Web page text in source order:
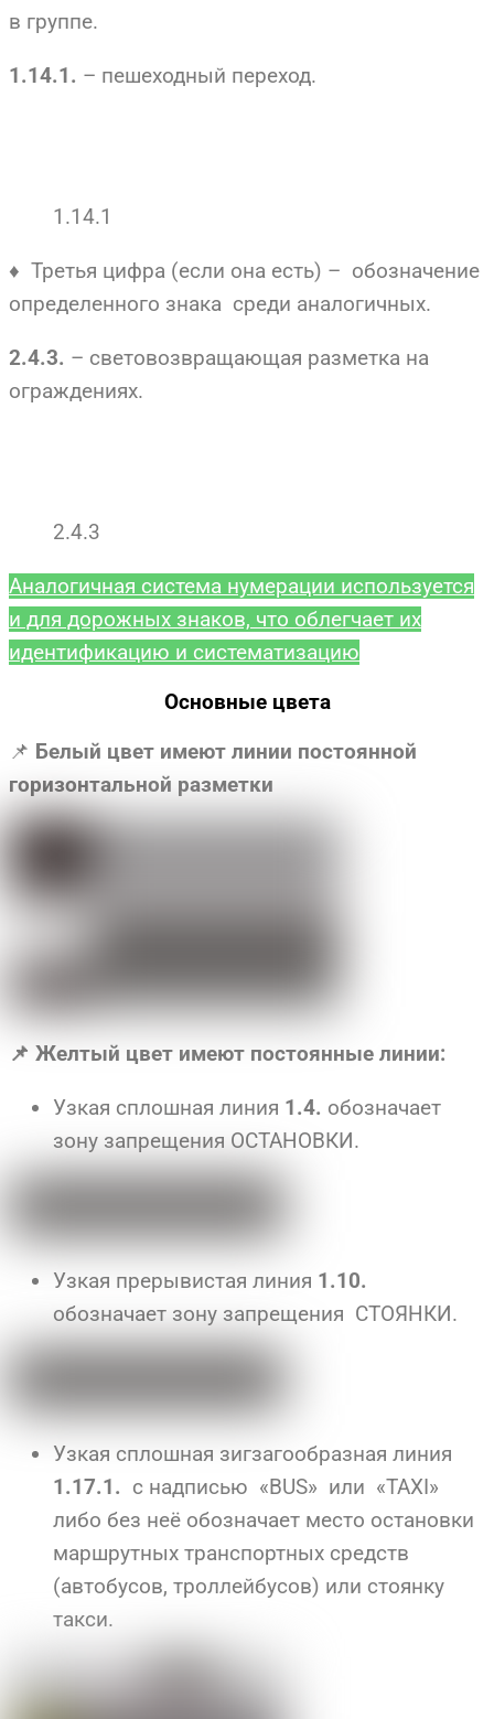
в группе.
1.14.1. – пешеходный переход.
1.14.1
♦ Третья цифра (если она есть) – обозначение
определенного знака среди аналогичных.
2.4.3. – световозвращающая разметка на
ограждениях.
2.4.3
Аналогичная система нумерации используется
и для дорожных знаков, что облегчает их
идентификацию и систематизацию
Основные цвета
📌 Белый цвет имеют линии постоянной
горизонтальной разметки
📌 Желтый цвет имеют постоянные линии:
Узкая сплошная линия 1.4. обозначает
зону запрещения ОСТАНОВКИ.
Узкая прерывистая линия 1.10.
обозначает зону запрещения СТОЯНКИ.
Узкая сплошная зигзагообразная линия
1.17.1. с надписью «BUS» или «TAXI»
либо без неё обозначает место остановки
маршрутных транспортных средств
(автобусов, троллейбусов) или стоянку
такси.